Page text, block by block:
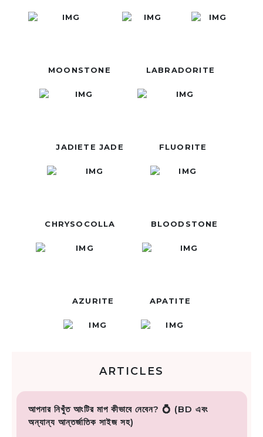
MOONSTONE LABRADORITE
JADIETE JADE FLUORITE
CHRYSOCOLLA BLOODSTONE
AZURITE APATITE
ARTICLES
আপনার নিখুঁত আংটির মাপ কীভাবে নেবেন? 💍 (BD এবং
অন্যান্য আন্তর্জাতিক সাইজ সহ)